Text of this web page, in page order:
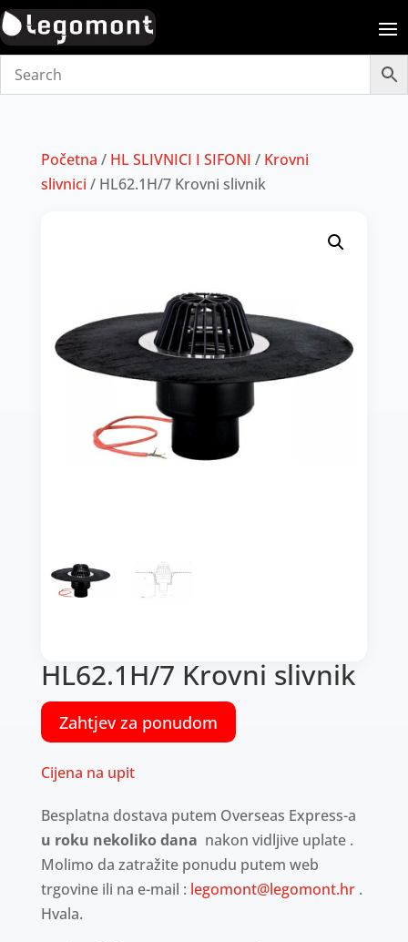
Početna / HL SLIVNICI I SIFONI / Krovni
slivnici / HL62.1H/7 Krovni slivnik
HL62.1H/7 Krovni slivnik
Zahtjev za ponudom
Cijena na upit
Besplatna dostava putem Overseas Express-a
u roku nekoliko dana nakon vidljive uplate .
Molimo da zatražite ponudu putem web
trgovine ili na e-mail : legomont@legomont.hr.
Hvala.